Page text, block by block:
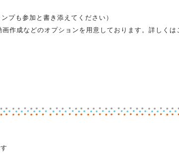
プも参加と書き添えてください）
作成などのオプションを用意しております。詳しくは